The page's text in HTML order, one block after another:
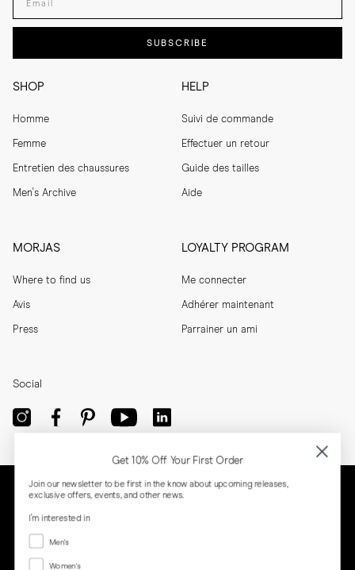
SHOP
Homme
Femme
Entretien des chaussures
Men's Archive
HELP
Suivi de commande
Effectuer un retour
Guide des tailles
Aide
MORJAS
Where to find us
Avis
Press
LOYALTY PROGRAM
Me connecter
Adhérer maintenant
Parrainer un ami
SUBSCRIBE
Social
Get 10% Off Your First Order
Join our newsletter to be first in the know about upcoming releases,
exclusive offers, events, and other news.
I'm interested in
Menswear
Men's
Women's
Women's